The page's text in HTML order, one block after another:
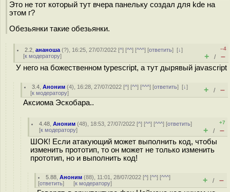
Это не тот который тут вчера панельку создал для kde на
этом г?
Обезьянки такие обезьянки.
2.2 ,ананоша (?), 16:25, 27/07/2022 [^] [^^] [^^^] [ответить][↓]
[к модератору]
–4
+ / –
У него на божественном typescript, а тут дырявый javascript
3.4 ,Аноним (4), 16:28, 27/07/2022 [^] [^^] [^^^] [ответить][↓]
[к модератору] + / –
Аксиома Эскобара..
4.48 ,Аноним (48), 18:53, 27/07/2022 [^] [^^] [^^^] [ответить]
[к модератору]
+7
+ / –
ШОК! Если атакующий может выполнить код, чтобы
изменить прототип, то он может не только изменить
прототип, но и выполнить код!
5.88 ,Аноним (88), 11:01, 28/07/2022 [^] [^^] [^^^]
[ответить] [к модератору] + / –